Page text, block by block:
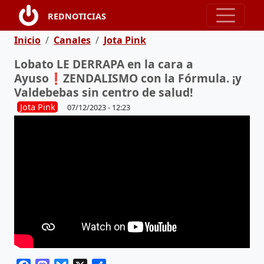
Pasar al contenido principal
REDNOTICIAS
Ruta de navegación
Inicio Canales Jota Pink
Lobato LE DERRAPA en la cara a
Ayuso❗ZENDALISMO con la Fórmula. ¡y
Valdebebas sin centro de salud!
Jota Pink 07/12/2023 - 12:23